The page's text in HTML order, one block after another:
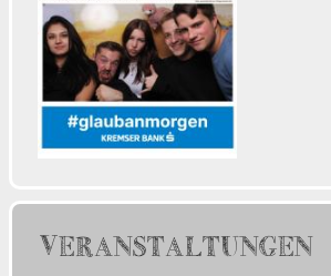
VERANSTALTUNGEN